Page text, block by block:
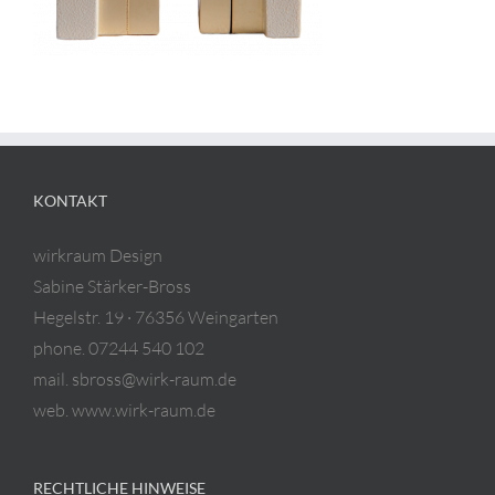
KONTAKT
wirkraum Design
Sabine Stärker-Bross
Hegelstr. 19 · 76356 Weingarten
phone. 07244 540 102
mail. sbross@wirk-raum.de
web. www.wirk-raum.de
RECHTLICHE HINWEISE